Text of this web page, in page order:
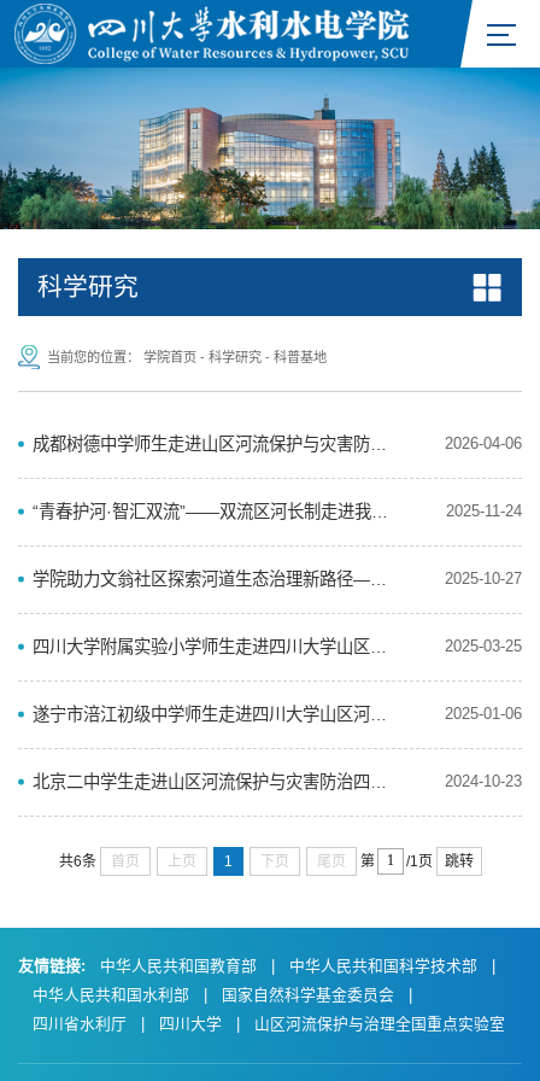
科学研究
当前您的位置： 学院首页 - 科学研究 - 科普基地
2026-04-06
2025-11-24
2025-10-27
2025-03-25
2025-01-06
2024-10-23
共6条 首页 上页 1 下页 尾页 第 /1页 跳转
友情链接: 中华人民共和国教育部 中华人民共和国科学技术部
中华人民共和国水利部
国家自然科学基金委员会
四川省水利厅
四川大学 山区河流保护与治理全国重点实验室